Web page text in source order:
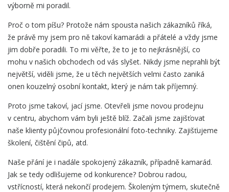
výborně mi poradil.
Proč o tom píšu? Protože nám spousta našich zákazníků říká,
že právě my jsem pro ně takoví kamarádi a přátelé a vždy jsme
jim dobře poradili. To mi věřte, že to je to nejkrásnější, co
mohu v našich obchodech od vás slyšet. Nikdy jsme neprahli být
největší, viděli jsme, že u těch největších velmi často zaniká
onen kouzelný osobní kontakt, který je nám tak příjemný.
Proto jsme takoví, jací jsme. Otevřeli jsme novou prodejnu
v centru, abychom vám byli ještě blíž. Začali jsme zajišťovat
naše klienty půjčovnou profesionální foto-techniky. Zajišťujeme
školení, čištění čipů, atd.
Naše přání je i nadále spokojený zákazník, případně kamarád.
Jak se tedy odlišujeme od konkurence? Dobrou radou,
vstřícností, která nekončí prodejem. Školeným týmem, skutečně